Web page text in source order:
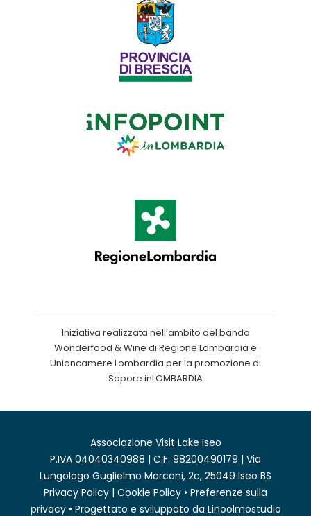
Iniziativa realizzata nell’ambito del bando
Wonderfood & Wine di Regione Lombardia e
Unioncamere Lombardia per la promozione di
Sapore inLOMBARDIA
Associazione Visit Lake Iseo
P.IVA 04040340988 | C.F. 98200490179 | Via
Lungolago Guglielmo Marconi, 2c, 25049 Iseo BS
Privacy Policy | Cookie Policy • Preferenze sulla
privacy• Progettato e sviluppato da Linoolmostudio